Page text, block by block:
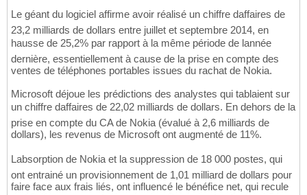
Le géant du logiciel affirme avoir réalisé un chiffre daffaires de
23,2 milliards de dollars entre juillet et septembre 2014, en
hausse de 25,2% par rapport à la même période de lannée
dernière, essentiellement à cause de la prise en compte des
ventes de téléphones portables issues du rachat de Nokia.
Microsoft déjoue les prédictions des analystes qui tablaient sur
un chiffre daffaires de 22,02 milliards de dollars. En dehors de la
prise en compte du CA de Nokia (évalué à 2,6 milliards de
dollars), les revenus de Microsoft ont augmenté de 11%.
Labsorption de Nokia et la suppression de 18 000 postes, qui
ont entrainé un provisionnement de 1,01 milliard de dollars pour
faire face aux frais liés, ont influencé le bénéfice net, qui recule